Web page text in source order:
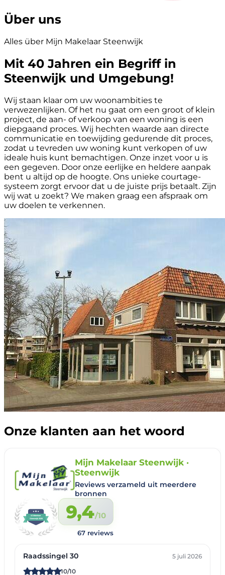
Über uns
Alles über Mijn Makelaar Steenwijk
Mit 40 Jahren ein Begriff in
Steenwijk und Umgebung!
Wij staan klaar om uw woonambities te
verwezenlijken. Of het nu gaat om een groot of klein
project, de aan- of verkoop van een woning is een
diepgaand proces. Wij hechten waarde aan directe
communicatie en toewijding gedurende dit proces,
zodat u tevreden uw woning kunt verkopen of uw
ideale huis kunt bemachtigen. Onze inzet voor u is
een gegeven. Door onze eerlijke en heldere aanpak
bent u altijd op de hoogte. Ons unieke courtage-
systeem zorgt ervoor dat u de juiste prijs betaalt. Zijn
wij wat u zoekt? We maken graag een afspraak om
uw doelen te verkennen.
Onze klanten aan het woord